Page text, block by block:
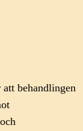
behandlingen